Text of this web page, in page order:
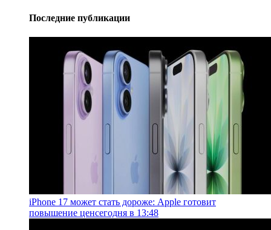
Последние публикации
iPhone 17 может стать дороже: Apple готовит
повышение ценсегодня в 13:48